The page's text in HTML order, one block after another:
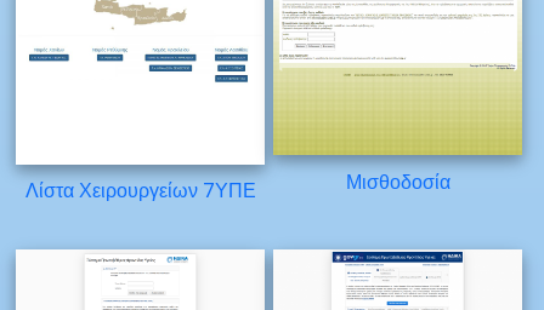
Λίστα Χειρουργείων 7ΥΠΕ Μισθοδοσία